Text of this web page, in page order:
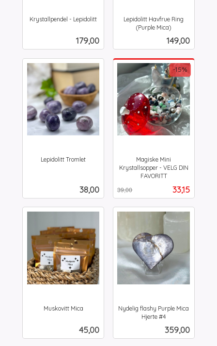
Krystallpendel - Lepidolitt
Pris
179,00
Lepidolitt Havfrue Ring
(Purple Mica)
Pris
149,00
Lepidolitt Tromlet
Pris
38,00
Magiske Mini
Krystallsopper - VELG DIN
FAVORITT
Tilbud
33,15
39,00
-15%
mva.
Muskovitt Mica
Pris
45,00
Nydelig flashy Purple Mica
Hjerte #4
Pris
359,00